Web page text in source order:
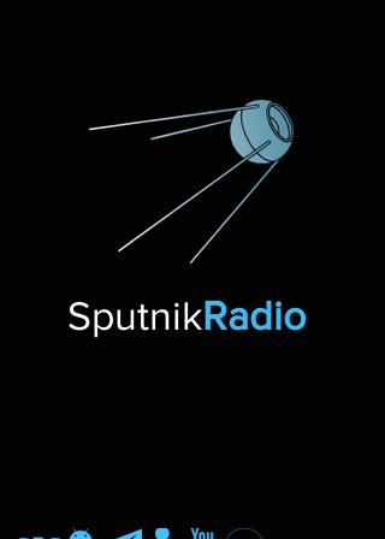
SputnikRadio